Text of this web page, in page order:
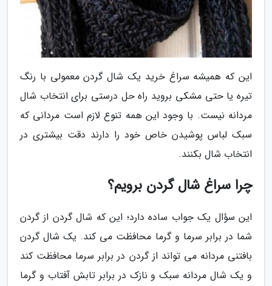
این که همیشه سراغ خرید یک شال گردن معمولی با رنگ
تیره یا حتی مشکی بروید راه حل درستی برای انتخاب شال
مردانه نیست. با وجود این همه تنوع لازم است مردانی که
سبک لباس پوشیدن خاص خود را دارند دقت بیشتری در
انتخاب شال بکنند.
چرا سراغ شال گردن برویم؟
این سؤال یک جواب ساده دارد؛ این که شال گردن از گردن
شما در برابر سرما و گرما محافظت می کند. یک شال گردن
بافتنی مردانه می تواند از گردن در برابر سرما محافظت کند
و یک شال مردانه سبک و نازک در برابر تابش آفتاب و گرما